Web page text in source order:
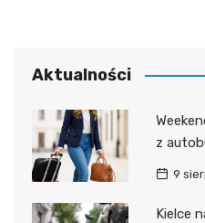
Aktualności
z
9
Kielce